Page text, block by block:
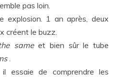
pas loin.
explosion. 1 an après, deux
créent le buzz.
sameet bien sûr le tube
.
essaie de comprendre les